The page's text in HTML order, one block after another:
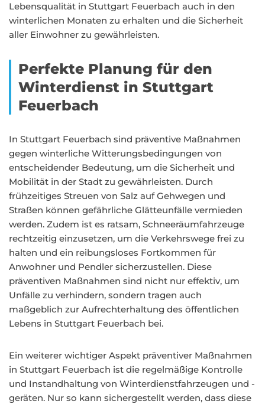
Lebensqualität in Stuttgart Feuerbach auch in den
winterlichen Monaten zu erhalten und die Sicherheit
aller Einwohner zu gewährleisten.
Perfekte Planung für den
Winterdienst in Stuttgart
Feuerbach
In Stuttgart Feuerbach sind präventive Maßnahmen
gegen winterliche Witterungsbedingungen von
entscheidender Bedeutung, um die Sicherheit und
Mobilität in der Stadt zu gewährleisten. Durch
frühzeitiges Streuen von Salz auf Gehwegen und
Straßen können gefährliche Glätteunfälle vermieden
werden. Zudem ist es ratsam, Schneeräumfahrzeuge
rechtzeitig einzusetzen, um die Verkehrswege frei zu
halten und ein reibungsloses Fortkommen für
Anwohner und Pendler sicherzustellen. Diese
präventiven Maßnahmen sind nicht nur effektiv, um
Unfälle zu verhindern, sondern tragen auch
maßgeblich zur Aufrechterhaltung des öffentlichen
Lebens in Stuttgart Feuerbach bei.
Ein weiterer wichtiger Aspekt präventiver Maßnahmen
in Stuttgart Feuerbach ist die regelmäßige Kontrolle
und Instandhaltung von Winterdienstfahrzeugen und -
geräten. Nur so kann sichergestellt werden, dass diese